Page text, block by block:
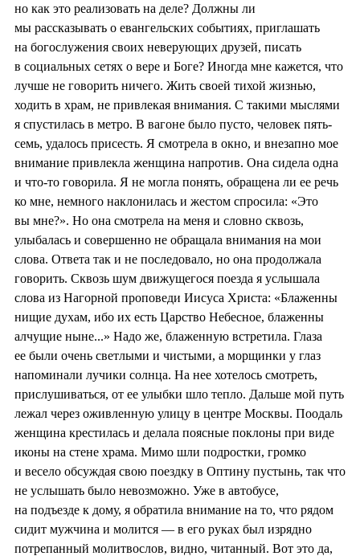
но как это реализовать на деле? Должны ли
мы рассказывать о евангельских событиях, приглашать
на богослужения своих неверующих друзей, писать
в социальных сетях о вере и Боге? Иногда мне кажется, что
лучше не говорить ничего. Жить своей тихой жизнью,
ходить в храм, не привлекая внимания. С такими мыслями
я спустилась в метро. В вагоне было пусто, человек пять-
семь, удалось присесть. Я смотрела в окно, и внезапно мое
внимание привлекла женщина напротив. Она сидела одна
и что-то говорила. Я не могла понять, обращена ли ее речь
ко мне, немного наклонилась и жестом спросила: «Это
вы мне?». Но она смотрела на меня и словно сквозь,
улыбалась и совершенно не обращала внимания на мои
слова. Ответа так и не последовало, но она продолжала
говорить. Сквозь шум движущегося поезда я услышала
слова из Нагорной проповеди Иисуса Христа: «Блаженны
нищие духам, ибо их есть Царство Небесное, блаженны
алчущие ныне...» Надо же, блаженную встретила. Глаза
ее были очень светлыми и чистыми, а морщинки у глаз
напоминали лучики солнца. На нее хотелось смотреть,
прислушиваться, от ее улыбки шло тепло. Дальше мой путь
лежал через оживленную улицу в центре Москвы. Поодаль
женщина крестилась и делала поясные поклоны при виде
иконы на стене храма. Мимо шли подростки, громко
и весело обсуждая свою поездку в Оптину пустынь, так что
не услышать было невозможно. Уже в автобусе,
на подъезде к дому, я обратила внимание на то, что рядом
сидит мужчина и молится — в его руках был изрядно
потрепанный молитвослов, видно, читанный. Вот это да,